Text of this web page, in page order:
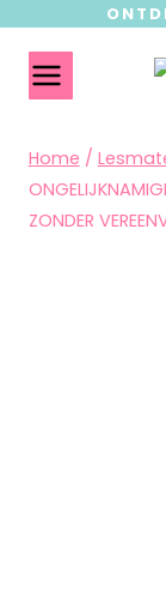
Home /
ZONDER